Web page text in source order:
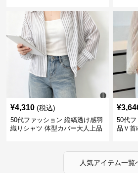
¥4,310 (税込)
50代ファッション 縦縞透け感羽
織りシャツ 体型カバー大人上品
¥
50代
品Ｖ首
人気アイテム一覧